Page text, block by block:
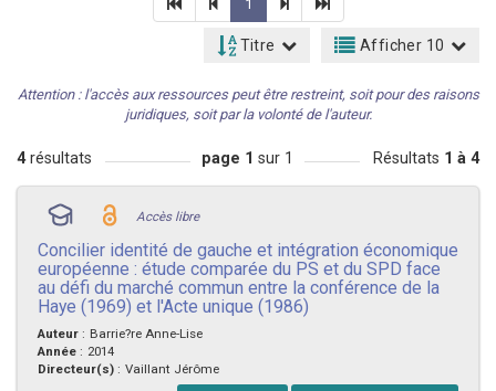
1
Titre Afficher 10
Attention : l'accès aux ressources peut être restreint, soit pour des raisons
juridiques, soit par la volonté de l'auteur.
4résultats page 1 sur 1 Résultats 1 à 4
Accès libre
Concilier identité de gauche et intégration économique
européenne : étude comparée du PS et du SPD face
au défi du marché commun entre la conférence de la
Haye (1969) et l'Acte unique (1986)
Auteur : Barrie?re Anne-Lise
Année : 2014
Directeur(s) : Vaillant Jérôme